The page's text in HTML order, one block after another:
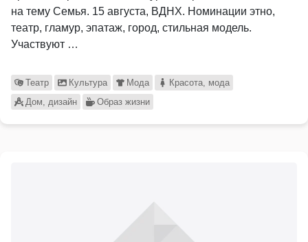
на тему Семья. 15 августа, ВДНХ. Номинации этно,
театр, гламур, эпатаж, город, стильная модель.
Участвуют …
Театр Культура Мода
Красота, мода
Дом, дизайн
Образ жизни